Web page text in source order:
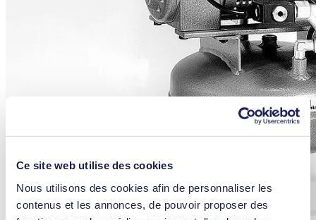
Ce site web utilise des cookies
Nous utilisons des cookies afin de personnaliser les
contenus et les annonces, de pouvoir proposer des